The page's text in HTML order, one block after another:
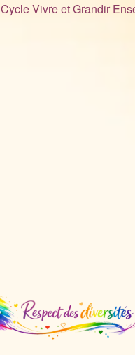
Cycle Vivre et Grandir